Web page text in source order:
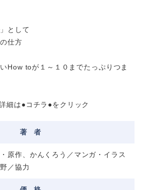
として
仕方
How toが１～１０までたっぷりつま
細は●コチラ●をクリック
著 者
原作、かんくろう／マンガ・イラス
／協力